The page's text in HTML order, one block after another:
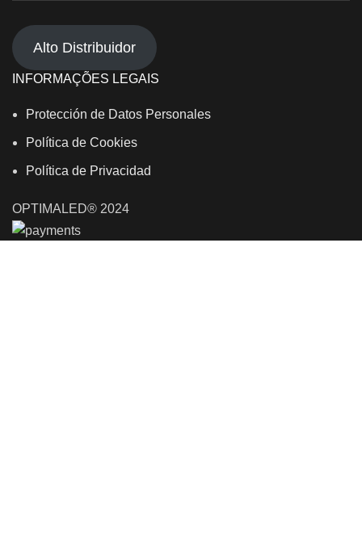
Alto Distribuidor
INFORMAÇÕES LEGAIS
Protección de Datos Personales
Política de Cookies
Política de Privacidad
OPTIMALED® 2024